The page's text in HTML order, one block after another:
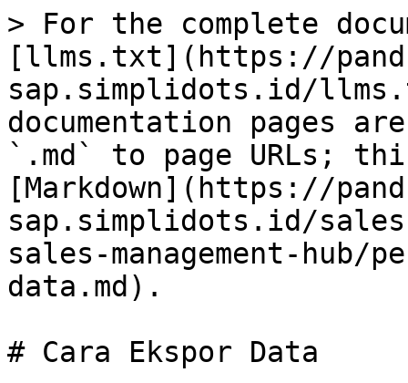
> For the complete
[llms.txt](https://
sap.simplidots.id/
documentation pages
`.md` to page URLs;
[Markdown](https://
sap.simplidots.id/
sales-management-hub/
data.md).
# Cara Ekspor Data